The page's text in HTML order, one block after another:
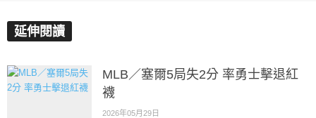
延伸閱讀
MLB／塞爾5局失2分 率勇士擊退紅
襪
2026年05月29日